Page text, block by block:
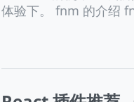
体验下。 fnm 的介绍